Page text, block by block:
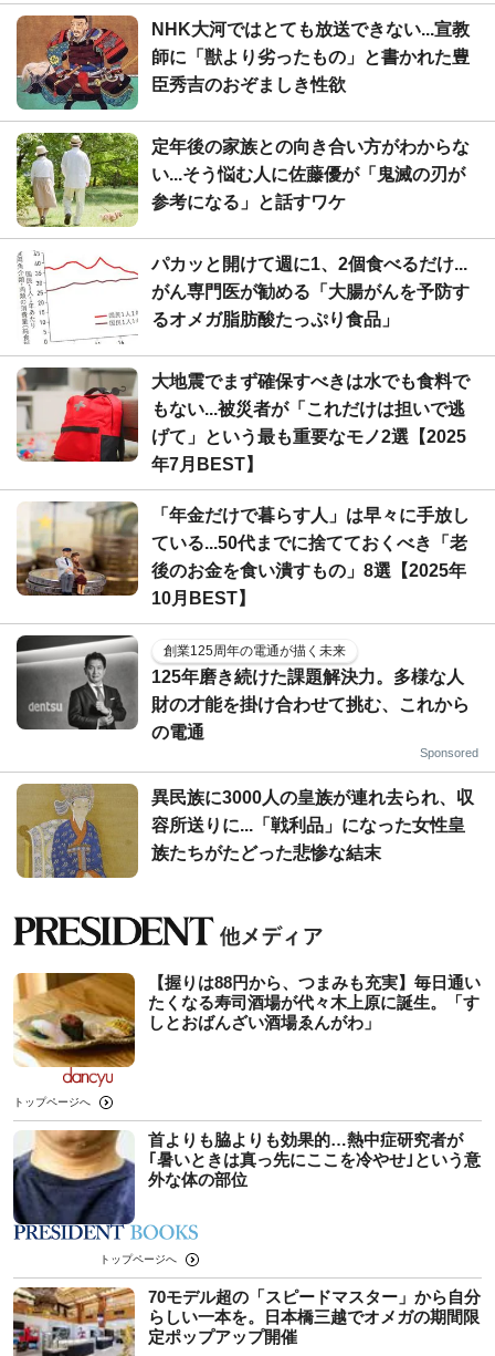
NHK大河ではとても放送できない...宣教
師に「獣より劣ったもの」と書かれた豊
臣秀吉のおぞましき性欲
定年後の家族との向き合い方がわからな
い...そう悩む人に佐藤優が「鬼滅の刃が
参考になる」と話すワケ
パカッと開けて週に1、2個食べるだけ...
がん専門医が勧める「大腸がんを予防す
るオメガ脂肪酸たっぷり食品」
大地震でまず確保すべきは水でも食料で
もない...被災者が「これだけは担いで逃
げて」という最も重要なモノ2選【2025
年7月BEST】
「年金だけで暮らす人」は早々に手放し
ている...50代までに捨てておくべき「老
後のお金を食い潰すもの」8選【2025年
10月BEST】
創業125周年の電通が描く未来
125年磨き続けた課題解決力。多様な人
財の才能を掛け合わせて挑む、これから
の電通
Sponsored
異民族に3000人の皇族が連れ去られ、収
容所送りに...「戦利品」になった女性皇
族たちがたどった悲惨な結末
【握りは88円から、つまみも充実】毎日通い
たくなる寿司酒場が代々木上原に誕生。「す
しとおばんざい酒場ゑんがわ」
トップページへ
首よりも脇よりも効果的…熱中症研究者が
｢暑いときは真っ先にここを冷やせ｣という意
外な体の部位
トップページへ
70モデル超の「スピードマスター」から自分
らしい一本を。日本橋三越でオメガの期間限
定ポップアップ開催